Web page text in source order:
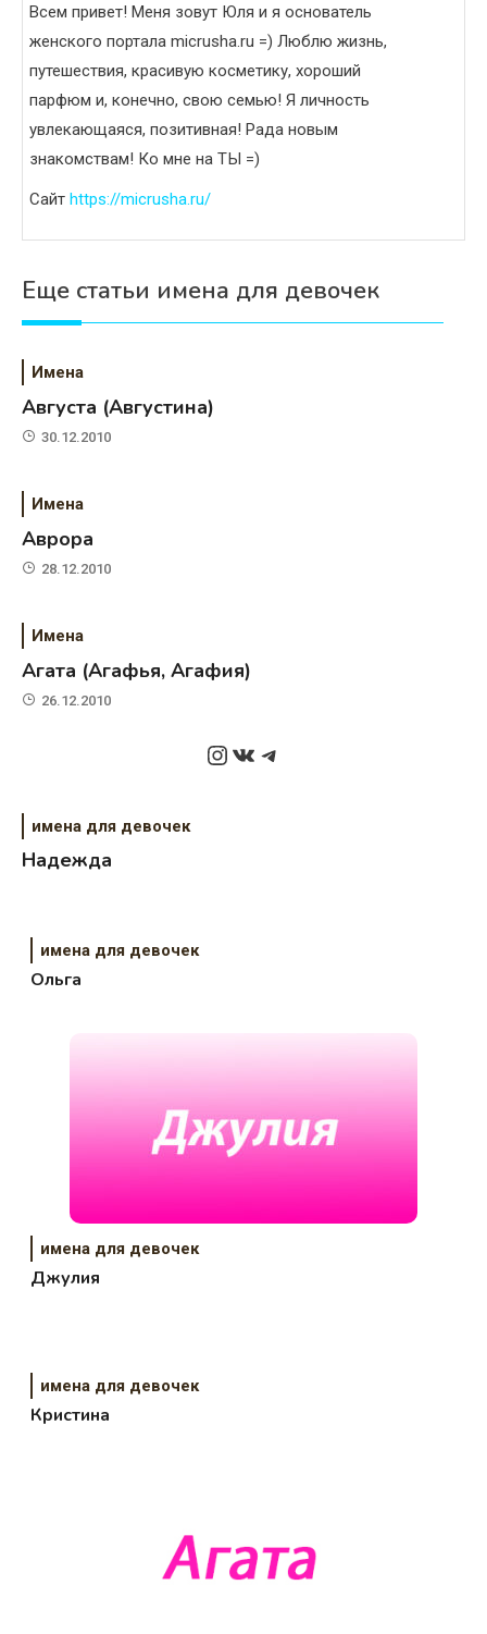
Всем привет! Меня зовут Юля и я основатель
женского портала micrusha.ru =) Люблю жизнь,
путешествия, красивую косметику, хороший
парфюм и, конечно, свою семью! Я личность
увлекающаяся, позитивная! Рада новым
знакомствам! Ко мне на ТЫ =)
Сайт https://micrusha.ru/
Еще статьи имена для девочек
Имена
Августа (Августина)
30.12.2010
Имена
Аврора
28.12.2010
Имена
Агата (Агафья, Агафия)
26.12.2010
Instagram
ВКонтакте
Telegram
имена для девочек
Надежда
имена для девочек
Ольга
имена для девочек
Джулия
имена для девочек
Кристина